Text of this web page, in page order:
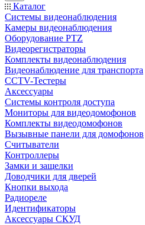
Каталог
Системы видеонаблюдения
Камеры видеонаблюдения
Оборудование PTZ
Видеорегистраторы
Комплекты видеонаблюдения
Видеонаблюдение для транспорта
CCTV-Тестеры
Аксессуары
Системы контроля доступа
Мониторы для видеодомофонов
Комплекты видеодомофонов
Вызывные панели для домофонов
Считыватели
Контроллеры
Замки и защелки
Доводчики для дверей
Кнопки выхода
Радиореле
Идентификаторы
Аксессуары СКУД